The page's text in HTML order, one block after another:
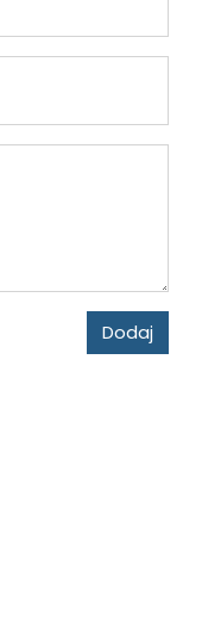
Dodaj